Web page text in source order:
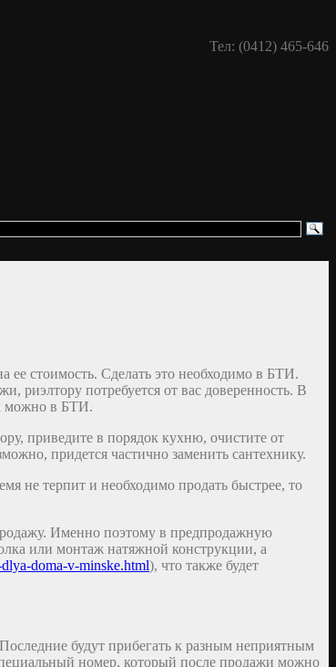
Тел: (0412) 465-646
ее стоимость. Сделать это необходимо в БТИ.
риэлтору потребуется от вас доверенность. В
можно в БТИ.
приведите в порядок кухню, очистите от
придется частично заменить сантехнику.
не терпит и необходимо продать быстрее, то
Именно поэтому в предпродажную
или монтаж натяжной конструкции, а
doma-v-minske.html), что также будет
будут прибегать к разным неприятным
номер, который после продажи можно